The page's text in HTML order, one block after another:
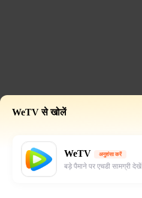
WeTV से खोलें
WeTV अनुशंसा करें
बड़े पैमाने पर एचडी सामग्री देखें